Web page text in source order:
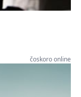
čoskoro online